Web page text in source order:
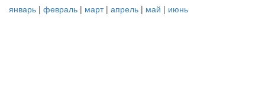
январь | февраль | март| апрель | май | июнь